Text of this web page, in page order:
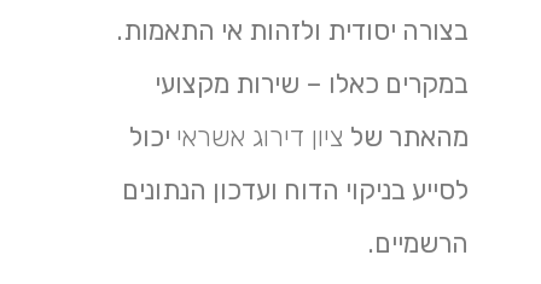
בצורה יסודית ולזהות אי התאמות.
במקרים כאלו – שירות מקצועי
מהאתר של ציון דירוג אשראי יכול
לסייע בניקוי הדוח ועדכון הנתונים
הרשמיים.